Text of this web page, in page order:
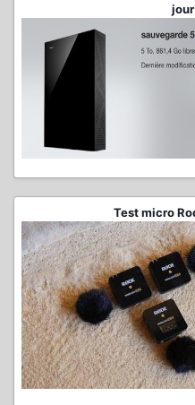
Test micro